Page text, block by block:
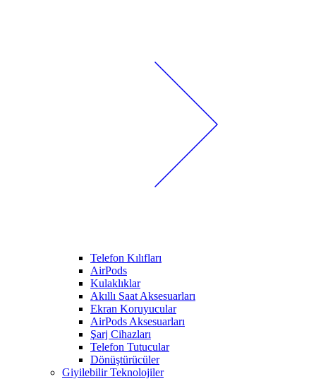
Telefon Kılıfları
AirPods
Kulaklıklar
Akıllı Saat Aksesuarları
Ekran Koruyucular
AirPods Aksesuarları
Şarj Cihazları
Telefon Tutucular
Dönüştürücüler
Giyilebilir Teknolojiler